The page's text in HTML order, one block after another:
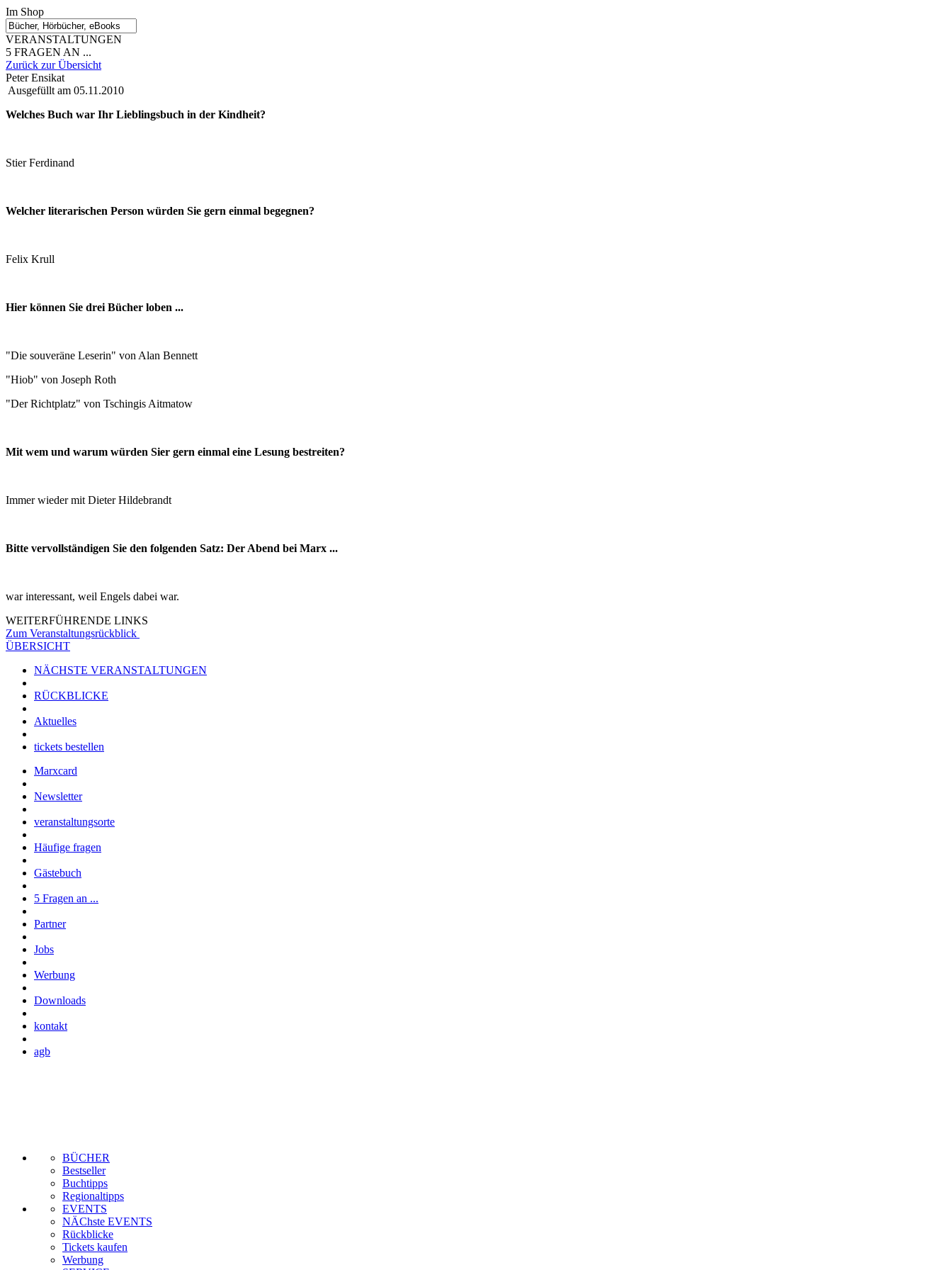
Im Shop
VERANSTALTUNGEN
5 FRAGEN AN ...
Zurück zur Übersicht
Peter Ensikat
Ausgefüllt am 05.11.2010
Welches Buch war Ihr Lieblingsbuch in der Kindheit?
Stier Ferdinand
Welcher literarischen Person würden Sie gern einmal begegnen?
Felix Krull
Hier können Sie drei Bücher loben ...
"Die souveräne Leserin" von Alan Bennett
"Hiob" von Joseph Roth
"Der Richtplatz" von Tschingis Aitmatow
Mit wem und warum würden Sier gern einmal eine Lesung bestreiten?
Immer wieder mit Dieter Hildebrandt
Bitte vervollständigen Sie den folgenden Satz: Der Abend bei Marx ...
war interessant, weil Engels dabei war.
WEITERFÜHRENDE LINKS
Zum Veranstaltungsrückblick
ÜBERSICHT
NÄCHSTE VERANSTALTUNGEN
RÜCKBLICKE
Aktuelles
tickets bestellen
Marxcard
Newsletter
veranstaltungsorte
Häufige fragen
Gästebuch
5 Fragen an ...
Partner
Jobs
Werbung
Downloads
kontakt
agb
BÜCHER
Bestseller
Buchtipps
Regionaltipps
EVENTS
NÄChste EVENTS
Rückblicke
Tickets kaufen
Werbung